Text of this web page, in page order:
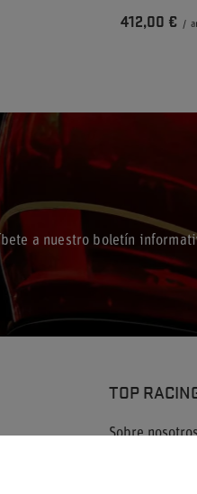
412,00 € /
a nuestro boletín
TOP
Sobre